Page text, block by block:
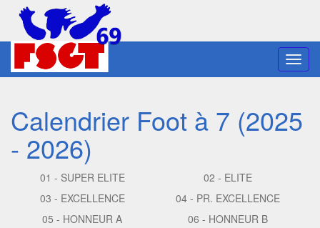
Calendrier Foot à 7 (2025
- 2026)
01 - SUPER ELITE
02 - ELITE
03 - EXCELLENCE
04 - PR. EXCELLENCE
05 - HONNEUR A
06 - HONNEUR B